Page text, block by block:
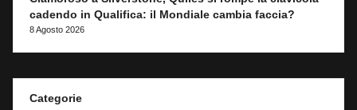
cadendo in Qualifica: il Mondiale cambia faccia?
8 Agosto 2026
Categorie